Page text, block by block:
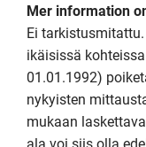
Mer information
Ei
ikäisissä
01.01.1992)
nykyisten
mukaan